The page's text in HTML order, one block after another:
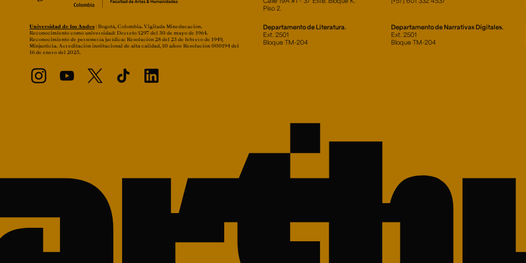
Piso 2.
Departamento de Literatura.
Ext. 2501
Bloque TM-204
Departamento de Narrativas Digitales.
Ext. 2501
Bloque TM-204
Universidad de los Andes | Bogotá, Colombia. Vigilada Mineducación.
Reconocimiento como universidad: Decreto 1297 del 30 de mayo de 1964.
Reconocimiento de personería jurídica: Resolución 28 del 23 de febrero de 1949,
Minjusticia. Acreditación institucional de alta calidad, 10 años: Resolución 000194 del
16 de enero del 2025.